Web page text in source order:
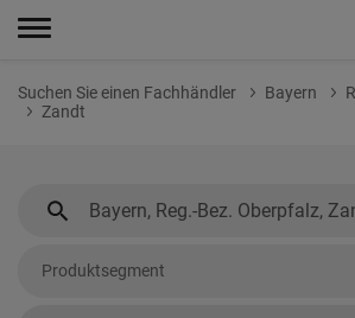
Suchen Sie einen Fachhändler Bayern
Zandt
Produktsegment